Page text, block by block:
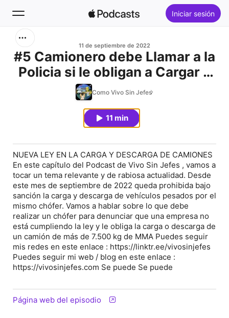
Iniciar sesión
Inicio
11 de septiembre de 2022
#5 Camionero debe Llamar a la
Policia si le obligan a Cargar o
Descargar ??
Como Vivo Sin Jefes
11 min
NUEVA LEY EN LA CARGA Y DESCARGA DE CAMIONES
En este capítulo del Podcast de Vivo Sin Jefes , vamos a
tocar un tema relevante y de rabiosa actualidad. Desde
este mes de septiembre de 2022 queda prohibida bajo
sanción la carga y descarga de vehículos pesados por el
mismo chófer. Vamos a hablar sobre lo que debe
realizar un chófer para denunciar que una empresa no
está cumpliendo la ley y le obliga la carga o descarga de
un camión de más de 7.500 kg de MMA Puedes seguir
mis redes en este enlace : https://linktr.ee/vivosinjefes
Puedes seguir mi web / blog en este enlace :
https://vivosinjefes.com Se puede Se puede
Página web del episodio